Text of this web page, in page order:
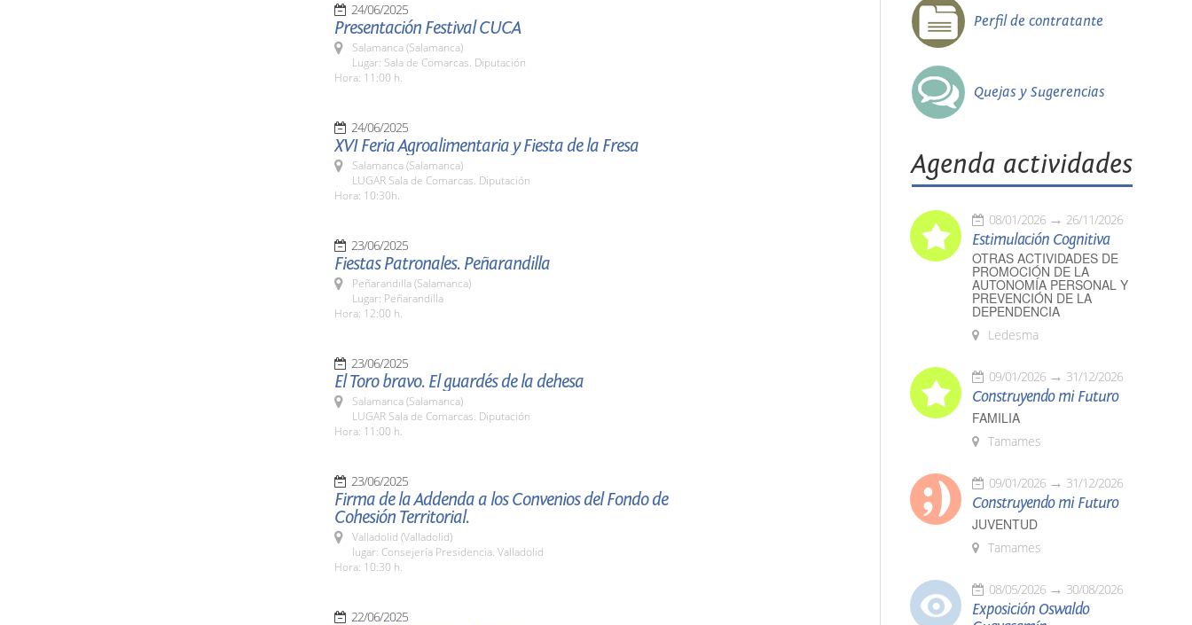
24/06/2025
Presentación Festival CUCA
Salamanca (Salamanca)
Lugar: Sala de Comarcas. Diputación
Hora: 11:00 h.
24/06/2025
XVI Feria Agroalimentaria y Fiesta de la Fresa
Salamanca (Salamanca)
LUGAR Sala de Comarcas. Diputación
Hora: 10:30h.
23/06/2025
Fiestas Patronales. Peñarandilla
Peñarandilla (Salamanca)
Lugar: Peñarandilla
Hora: 12:00 h.
23/06/2025
El Toro bravo. El guardés de la dehesa
Salamanca (Salamanca)
LUGAR Sala de Comarcas. Diputación
Hora: 11:00 h.
23/06/2025
Firma de la Addenda a los Convenios del Fondo de
Cohesión Territorial.
Valladolid (Valladolid)
lugar: Consejería Presidencia. Valladolid
Hora: 10:30 h.
22/06/2025
Perfil de contratante
Quejas y Sugerencias
Agenda actividades
08/01/2026 26/11/2026
Estimulación Cognitiva
OTRAS ACTIVIDADES DE
PROMOCIÓN DE LA
AUTONOMÍA PERSONAL Y
PREVENCIÓN DE LA
DEPENDENCIA
Ledesma
09/01/2026 31/12/2026
Construyendo mi Futuro
FAMILIA
Tamames
09/01/2026 31/12/2026
Construyendo mi Futuro
JUVENTUD
Tamames
08/05/2026 30/08/2026
Exposición Oswaldo